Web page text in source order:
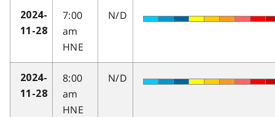
2024-
11-28
7:00
am
HNE
N/D
2024-
11-28
8:00
am
HNE
N/D